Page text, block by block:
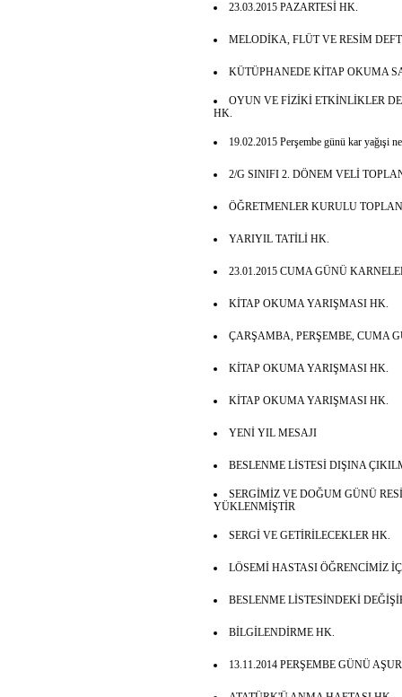
23.03.2015 PAZARTESİ HK.
MELODİKA, FLÜT VE RESİM
KÜTÜPHANEDE KİTAP OKUMA
OYUN VE FİZİKİ ETKİNLİKLER
HK.
19.02.2015 Perşembe günü kar yağışi
2/G SINIFI 2. DÖNEM VELİ
ÖĞRETMENLER KURULU
YARIYIL TATİLİ HK.
23.01.2015 CUMA GÜNÜ
KİTAP OKUMA YARIŞMASI HK.
ÇARŞAMBA, PERŞEMBE, CUMA
KİTAP OKUMA YARIŞMASI HK.
KİTAP OKUMA YARIŞMASI HK.
YENİ YIL MESAJI
BESLENME LİSTESİ DIŞINA
SERGİMİZ VE DOĞUM GÜNÜ
YÜKLENMİŞTİR
SERGİ VE GETİRİLECEKLER HK.
LÖSEMİ HASTASI ÖĞRENCİMİZ
BESLENME LİSTESİNDEKİ
BİLGİLENDİRME HK.
13.11.2014 PERŞEMBE GÜNÜ